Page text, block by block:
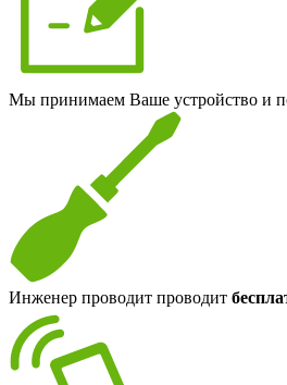
Мы принимаем Ваше устройство и
Инженер проводит проводит